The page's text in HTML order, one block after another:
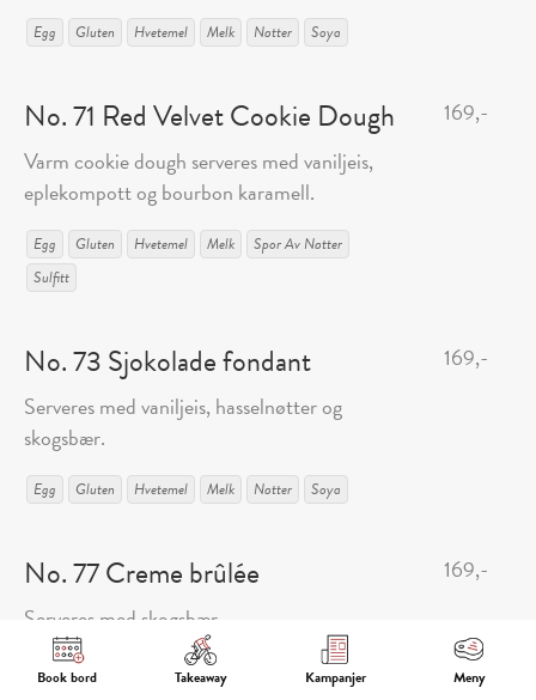
Egg Gluten Hvetemel Melk Nøtter Soya
No. 71 Red Velvet Cookie Dough
Varm cookie dough serveres med vaniljeis,
eplekompott og bourbon karamell.
Egg Gluten Hvetemel Melk
Spor Av Nøtter
Sulfitt
169,-
No. 73 Sjokolade fondant
Serveres med vaniljeis, hasselnøtter og
skogsbær.
Egg Gluten Hvetemel Melk Nøtter Soya
169,-
No. 77 Creme brûlée
Serveres med skogsbær.
Egg Gluten Hvetemel Melk
169,-
Book bord Takeaway Kampanjer Meny